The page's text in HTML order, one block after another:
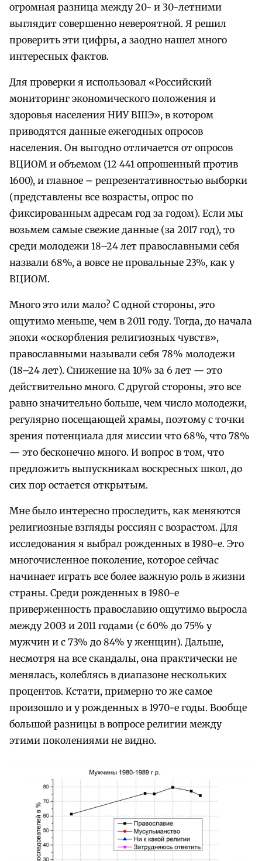
огромная разница между 20- и 30-летними
выглядит совершенно невероятной. Я решил
проверить эти цифры, а заодно нашел много
интересных фактов.
Для проверки я использовал «Российский
мониторинг экономического положения и
здоровья населения НИУ ВШЭ», в котором
приводятся данные ежегодных опросов
населения. Он выгодно отличается от опросов
ВЦИОМ и объемом (12 441 опрошенный против
1600), и главное – репрезентативностью выборки
(представлены все возрасты, опрос по
фиксированным адресам год за годом). Если мы
возьмем самые свежие данные (за 2017 год), то
среди молодежи 18–24 лет православными себя
назвали 68%, а вовсе не провальные 23%, как у
ВЦИОМ.
Много это или мало? С одной стороны, это
ощутимо меньше, чем в 2011 году. Тогда, до начала
эпохи «оскорбления религиозных чувств»,
православными называли себя 78% молодежи
(18–24 лет). Снижение на 10% за 6 лет — это
действительно много. С другой стороны, это все
равно значительно больше, чем число молодежи,
регулярно посещающей храмы, поэтому с точки
зрения потенциала для миссии что 68%, что 78%
— это бесконечно много. И вопрос в том, что
предложить выпускникам воскресных школ, до
сих пор остается открытым.
Мне было интересно проследить, как меняются
религиозные взгляды россиян с возрастом. Для
исследования я выбрал рожденных в 1980-е. Это
многочисленное поколение, которое сейчас
начинает играть все более важную роль в жизни
страны. Среди рожденных в 1980-е
приверженность православию ощутимо выросла
между 2003 и 2011 годами (с 60% до 75% у
мужчин и с 73% до 84% у женщин). Дальше,
несмотря на все скандалы, она практически не
менялась, колеблясь в диапазоне нескольких
процентов. Кстати, примерно то же самое
произошло и у рожденных в 1970-е годы. Вообще
большой разницы в вопросе религии между
этими поколениями не видно.